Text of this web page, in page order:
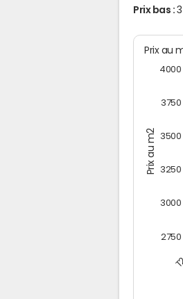
Prix bas :
Prix au m2
2750
3000
3250
3500
3750
4000